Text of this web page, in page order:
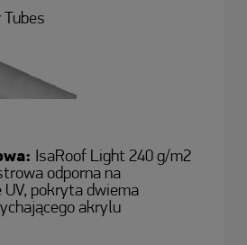
Tubes
IsaRoof Light 240 g/m2
odporna na
UV, pokryta dwiema
akrylu